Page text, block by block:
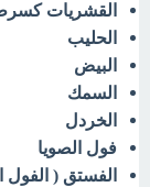
القشريات
الحليب
البيض
السمك
الخردل
فول الصويا
الفستق ( الفول